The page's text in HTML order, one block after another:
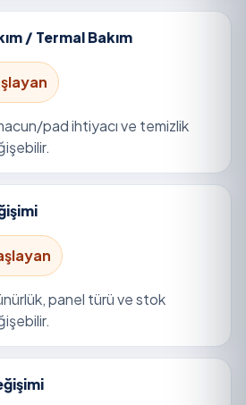
/ Termal Bakım
pad ihtiyacı ve temizlik
panel türü ve stok